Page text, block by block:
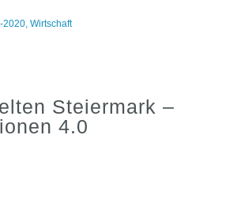
2020,Wirtschaft
Steiermark –
4.0